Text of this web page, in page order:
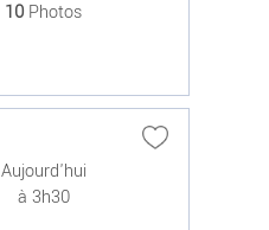
10 Photos
Aujourd'hui
à 3h30